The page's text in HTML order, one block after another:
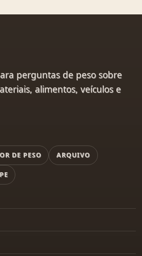
DE PESO ARQUIVO
perguntas de peso sobre
alimentos, veículos e